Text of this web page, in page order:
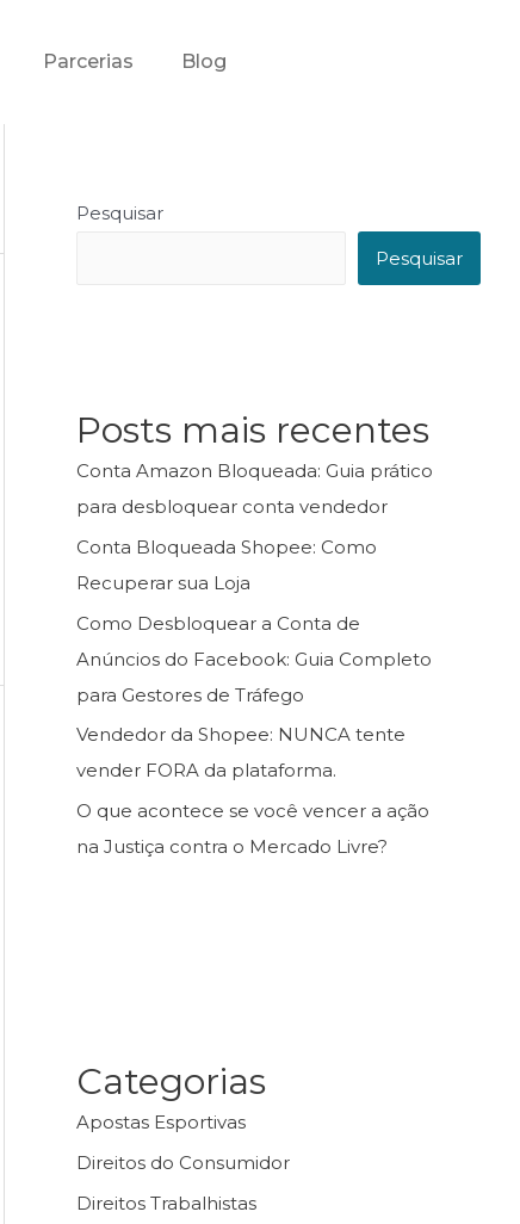
Parcerias Blog
Pesquisar
Pesquisar
Posts mais recentes
Conta Amazon Bloqueada: Guia prático
para desbloquear conta vendedor
Conta Bloqueada Shopee: Como
Recuperar sua Loja
Como Desbloquear a Conta de
Anúncios do Facebook: Guia Completo
para Gestores de Tráfego
Vendedor da Shopee: NUNCA tente
vender FORA da plataforma.
O que acontece se você vencer a ação
na Justiça contra o Mercado Livre?
Categorias
Apostas Esportivas
Direitos do Consumidor
Direitos Trabalhistas